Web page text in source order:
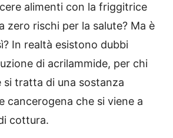
alimenti con la friggitrice
zero rischi per la salute? Ma è
In realtà esistono dubbi
di acrilammide, per chi
si tratta di una sostanza
cancerogena che si viene a
cottura.